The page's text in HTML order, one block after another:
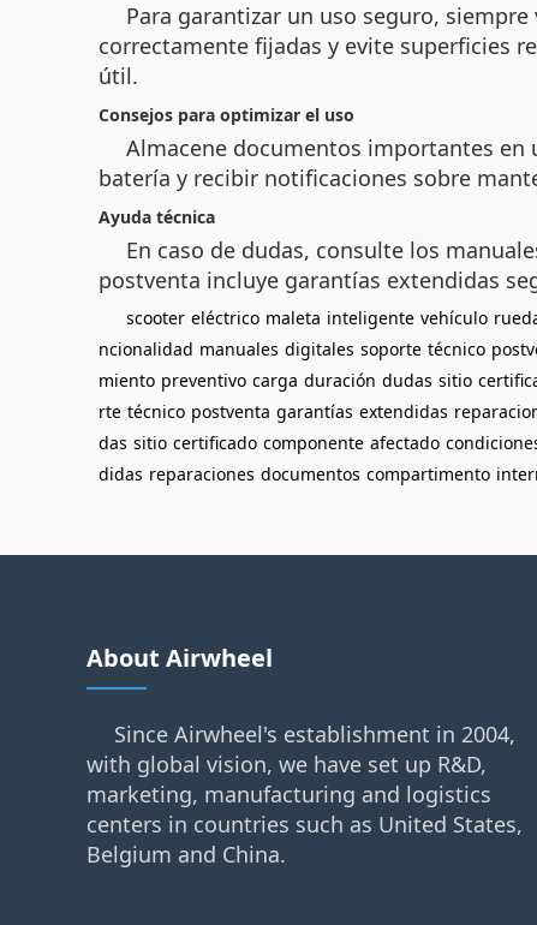
Para garantizar un uso seguro,
correctamente fijadas y evite superficies
útil.
Consejos para optimizar el uso
Almacene documentos importantes
batería y recibir notificaciones sobre
Ayuda técnica
En caso de dudas, consulte los
postventa incluye garantías extendidas
scooter eléctrico maleta inteligente vehículo
ncionalidad manuales digitales soporte técnico
miento preventivo carga duración dudas sitio
rte técnico postventa garantías extendidas
das sitio certificado componente afectado
didas reparaciones documentos compartimento
About Airwheel
Since Airwheel's establishment in 2004,
with global vision, we have set up R&D,
marketing, manufacturing and logistics
centers in countries such as United States,
Belgium and China.